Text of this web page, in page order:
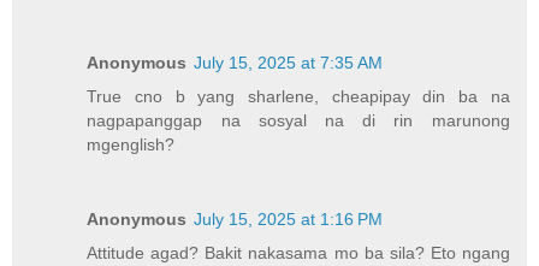
Anonymous July 15, 2025 at 7:35 AM
True cno b yang sharlene, cheapipay din ba na
nagpapanggap na sosyal na di rin marunong
mgenglish?
Anonymous July 15, 2025 at 1:16 PM
Attitude agad? Bakit nakasama mo ba sila? Eto ngang